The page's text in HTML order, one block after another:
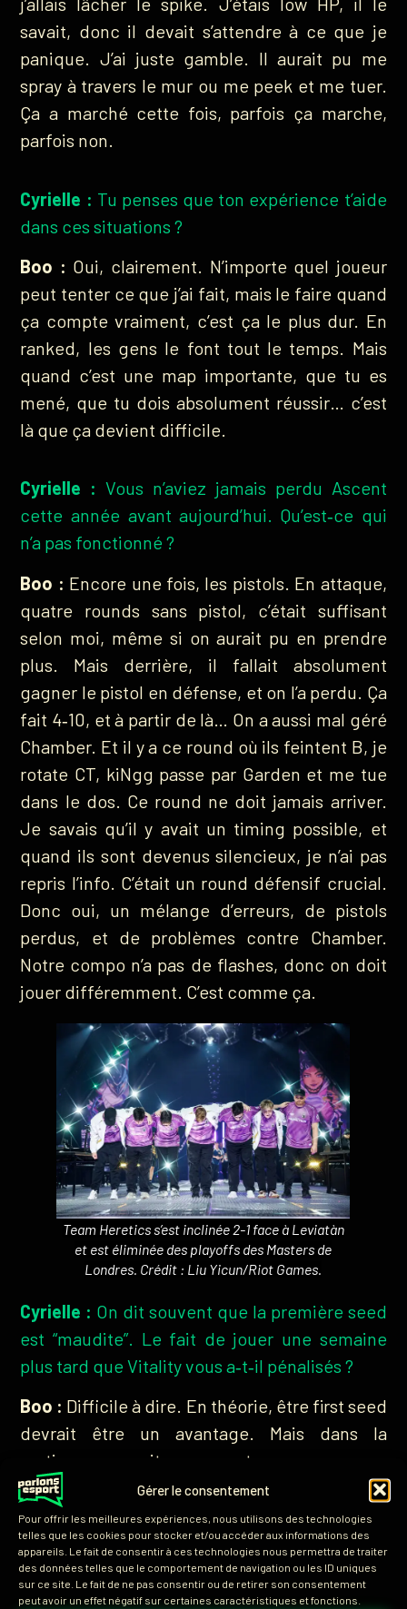
Gérer le consentement
Pour offrir les meilleures expériences, nous utilisons des technologies
telles que les cookies pour stocker et/ou accéder aux informations des
appareils. Le fait de consentir à ces technologies nous permettra de traiter
des données telles que le comportement de navigation ou les ID uniques
sur ce site. Le fait de ne pas consentir ou de retirer son consentement
peut avoir un effet négatif sur certaines caractéristiques et fonctions.
savait, donc il devait s’attendre à ce que je
panique. J’ai juste gamble. Il aurait pu me
spray à travers le mur ou me peek et me tuer.
Ça a marché cette fois, parfois ça marche,
parfois non.
Cyrielle : Tu penses que ton expérience t’aide
dans ces situations ?
Boo : Oui, clairement. N’importe quel joueur
peut tenter ce que j’ai fait, mais le faire quand
ça compte vraiment, c’est ça le plus dur. En
ranked, les gens le font tout le temps. Mais
quand c’est une map importante, que tu es
mené, que tu dois absolument réussir… c’est
là que ça devient difficile.
Cyrielle : Vous n’aviez jamais perdu Ascent
cette année avant aujourd’hui. Qu’est‑ce qui
n’a pas fonctionné ?
Boo : Encore une fois, les pistols. En attaque,
quatre rounds sans pistol, c’était suffisant
selon moi, même si on aurait pu en prendre
plus. Mais derrière, il fallait absolument
gagner le pistol en défense, et on l’a perdu. Ça
fait 4‑10, et à partir de là… On a aussi mal géré
Chamber. Et il y a ce round où ils feintent B, je
rotate CT, kiNgg passe par Garden et me tue
dans le dos. Ce round ne doit jamais arriver.
Je savais qu’il y avait un timing possible, et
quand ils sont devenus silencieux, je n’ai pas
repris l’info. C’était un round défensif crucial.
Donc oui, un mélange d’erreurs, de pistols
perdus, et de problèmes contre Chamber.
Notre compo n’a pas de flashes, donc on doit
jouer différemment. C’est comme ça.
Team Heretics s’est inclinée 2-1 face à Leviatàn
et est éliminée des playoffs des Masters de
Londres. Crédit : Liu Yicun/Riot Games.
Cyrielle : On dit souvent que la première seed
est “maudite”. Le fait de jouer une semaine
plus tard que Vitality vous a‑t‑il pénalisés ?
Boo : Difficile à dire. En théorie, être first seed
devrait être un avantage. Mais dans la
pratique, on voit encore et encore que ce
n’est pas si simple. Si on avait joué la phase
suisse, peut‑être qu’on aurait été meilleurs
aujourd’hui. Mais si on avait joué comme on l’a
fait contre Vitality, on aurait probablement
perdu nos matchs de groupes et on ne serait